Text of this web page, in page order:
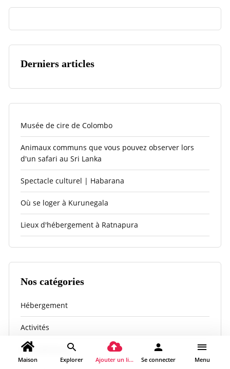
Derniers articles
Musée de cire de Colombo
Animaux communs que vous pouvez observer lors
d'un safari au Sri Lanka
Spectacle culturel | Habarana
Où se loger à Kurunegala
Lieux d'hébergement à Ratnapura
Nos catégories
Hébergement
Activités
Anuradhapura
Maison Explorer Ajouter un lieu Se connecter Menu